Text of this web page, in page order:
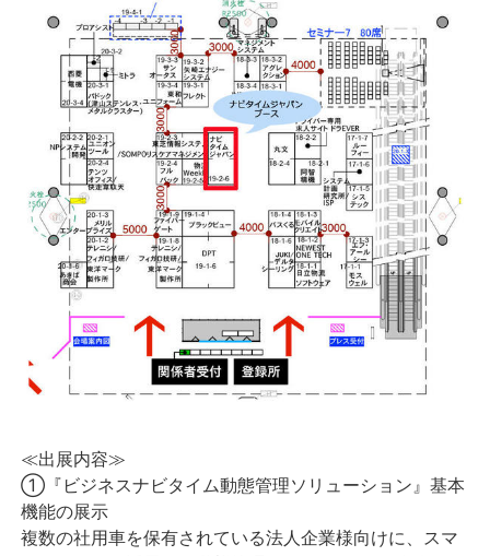
≪出展内容≫
①『ビジネスナビタイム動態管理ソリューション』基本
機能の展示
複数の社用車を保有されている法人企業様向けに、スマ